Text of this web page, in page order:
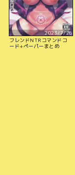
2023/7/26
フレンドNTRコマンドコ
ード+ペーパーまとめ